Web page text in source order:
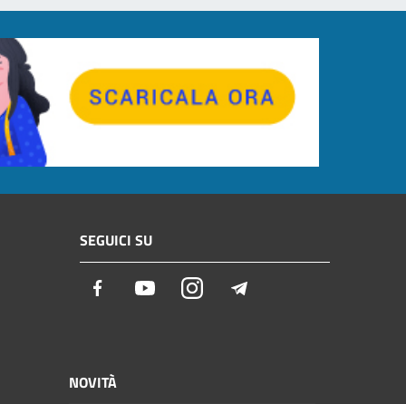
SEGUICI SU
Facebook YoutubeInstagram
NOVITÀ